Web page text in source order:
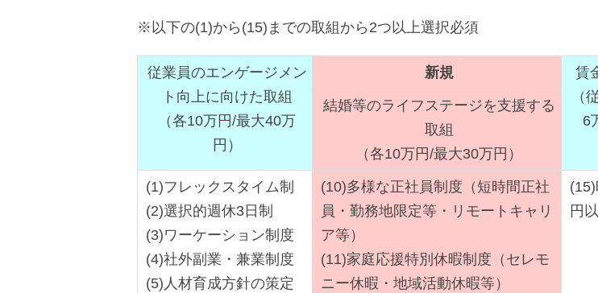
※以下の(1)から(15)までの取組から2つ以上選択必須
従業員のエンゲージメン
ト向上に向けた取組
（各10万円/最大40万
円）
新規
賃
（
6
結婚等のライフステージを支援する
取組
（各10万円/最大30万円）
(1)フレックスタイム制
(2)選択的週休3日制
(3)ワーケーション制度
(4)社外副業・兼業制度
(5)人材育成方針の策定
(10)多様な正社員制度（短時間正社
員・勤務地限定等・リモートキャリ
ア等）
(11)家庭応援特別休暇制度（セレモ
ニー休暇・地域活動休暇等）
円